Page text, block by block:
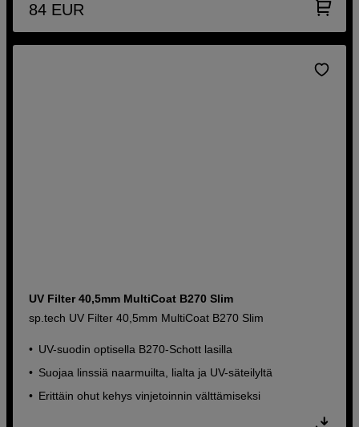
84 EUR
UV Filter 40,5mm MultiCoat B270 Slim
sp.tech UV Filter 40,5mm MultiCoat B270 Slim
UV-suodin optisella B270-Schott lasilla
Suojaa linssiä naarmuilta, lialta ja UV-säteilyltä
Erittäin ohut kehys vinjetoinnin välttämiseksi